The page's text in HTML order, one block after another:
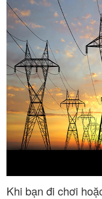
Khi bạn đi chơi